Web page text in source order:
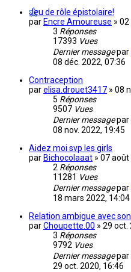
Jeu de rôle épistolaire!
par Encre Amoureuse » 02
3 Réponses
17393 Vues
Dernier messagepar
08 déc. 2022, 07:36
Contraception
parelisa.drouet3417 » 08
5 Réponses
9507 Vues
Dernier messagepar
08 nov. 2022, 19:45
Aidez moi svp les girls
par Bichocolaaat » 07 août
2 Réponses
11281 Vues
Dernier messagepar
18 mars 2022, 14:04
Relation ambigue avec
parChoupette.00 » 29 oct.
3 Réponses
9792 Vues
Dernier messagepar
29 oct. 2020, 16:46